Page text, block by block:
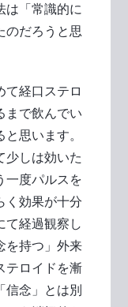
は「常識的に
のだろうと思
て経口ステロ
まで飲んでい
思います。
少しは効いた
一度パルスを
く効果が十分
て経過観察し
を持つ」外来
テロイドを漸
信念」とは別